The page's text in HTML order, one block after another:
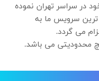
در سراسر تهران نموده
ترین سرویس ما به
می گردد.
محدودیتی می باشد.